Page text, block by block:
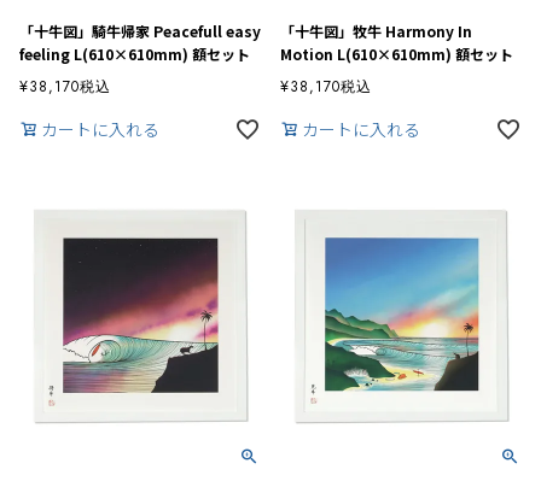
「十牛図」騎牛帰家 Peacefull easy
feeling L(610×610mm) 額セット
¥38,170税込
カートに入れる
「十牛図」牧牛 Harmony In
Motion L(610×610mm) 額セット
¥38,170税込
カートに入れる